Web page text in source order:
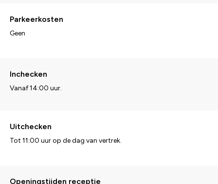
Parkeerkosten
Geen
Inchecken
Vanaf 14:00 uur.
Uitchecken
Tot 11:00 uur op de dag van vertrek.
Openingstijden receptie